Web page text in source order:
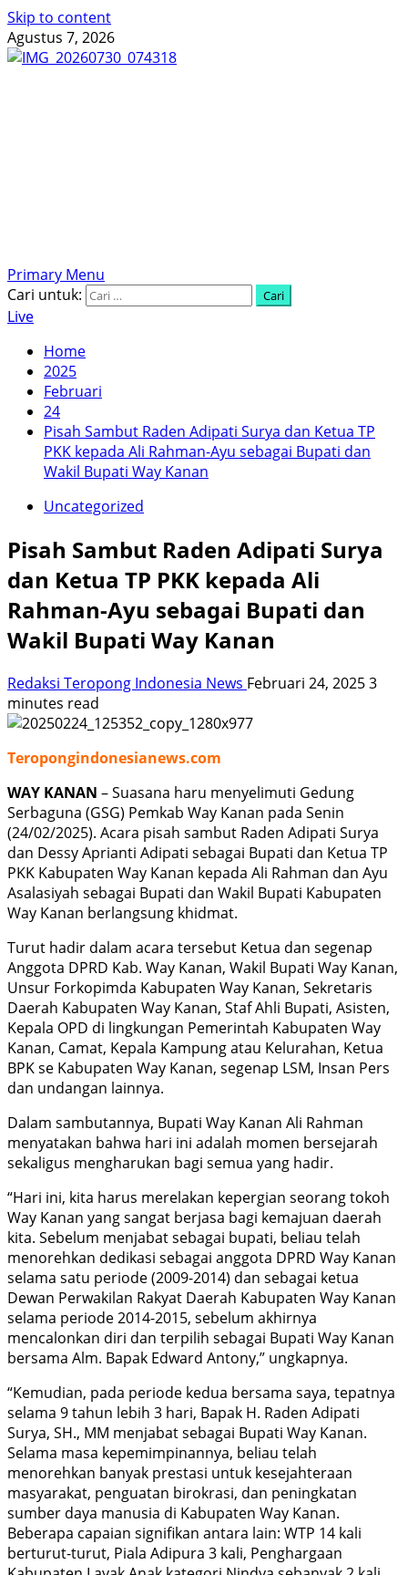
Skip to content
Agustus 7, 2026
Primary Menu
Cari untuk:
Live
Home
2025
Februari
24
Pisah Sambut Raden Adipati Surya dan Ketua TP
PKK kepada Ali Rahman-Ayu sebagai Bupati dan
Wakil Bupati Way Kanan
Uncategorized
Pisah Sambut Raden Adipati Surya
dan Ketua TP PKK kepada Ali
Rahman-Ayu sebagai Bupati dan
Wakil Bupati Way Kanan
Redaksi Teropong Indonesia News Februari 24, 20253
minutes read
Teropongindonesianews.com
WAY KANAN – Suasana haru menyelimuti Gedung
Serbaguna (GSG) Pemkab Way Kanan pada Senin
(24/02/2025). Acara pisah sambut Raden Adipati Surya
dan Dessy Aprianti Adipati sebagai Bupati dan Ketua TP
PKK Kabupaten Way Kanan kepada Ali Rahman dan Ayu
Asalasiyah sebagai Bupati dan Wakil Bupati Kabupaten
Way Kanan berlangsung khidmat.
Turut hadir dalam acara tersebut Ketua dan segenap
Anggota DPRD Kab. Way Kanan, Wakil Bupati Way Kanan,
Unsur Forkopimda Kabupaten Way Kanan, Sekretaris
Daerah Kabupaten Way Kanan, Staf Ahli Bupati, Asisten,
Kepala OPD di lingkungan Pemerintah Kabupaten Way
Kanan, Camat, Kepala Kampung atau Kelurahan, Ketua
BPK se Kabupaten Way Kanan, segenap LSM, Insan Pers
dan undangan lainnya.
Dalam sambutannya, Bupati Way Kanan Ali Rahman
menyatakan bahwa hari ini adalah momen bersejarah
sekaligus mengharukan bagi semua yang hadir.
“Hari ini, kita harus merelakan kepergian seorang tokoh
Way Kanan yang sangat berjasa bagi kemajuan daerah
kita. Sebelum menjabat sebagai bupati, beliau telah
menorehkan dedikasi sebagai anggota DPRD Way Kanan
selama satu periode (2009-2014) dan sebagai ketua
Dewan Perwakilan Rakyat Daerah Kabupaten Way Kanan
selama periode 2014-2015, sebelum akhirnya
mencalonkan diri dan terpilih sebagai Bupati Way Kanan
bersama Alm. Bapak Edward Antony,” ungkapnya.
“Kemudian, pada periode kedua bersama saya, tepatnya
selama 9 tahun lebih 3 hari, Bapak H. Raden Adipati
Surya, SH., MM menjabat sebagai Bupati Way Kanan.
Selama masa kepemimpinannya, beliau telah
menorehkan banyak prestasi untuk kesejahteraan
masyarakat, penguatan birokrasi, dan peningkatan
sumber daya manusia di Kabupaten Way Kanan.
Beberapa capaian signifikan antara lain: WTP 14 kali
berturut-turut, Piala Adipura 3 kali, Penghargaan